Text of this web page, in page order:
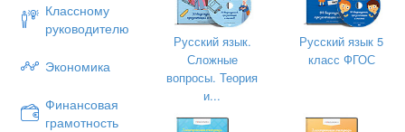
Классному
руководителю
Экономика
Финансовая
грамотность
СТРУКТУРА И ХОД
№ Этап урока
Русский язык.
Сложные
вопросы. Теория
и...
Русский язык 5
класс ФГОС